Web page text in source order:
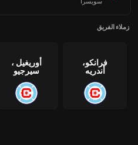
زملاء الفريق
فرانكو،
أندريه
أوريغيل ،
سيرجيو